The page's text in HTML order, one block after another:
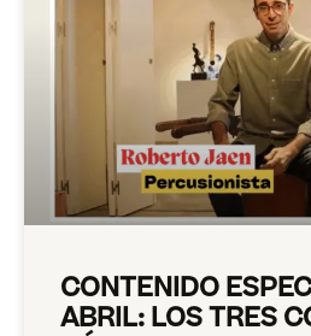
CONTENIDO
ABRIL: LOS TRES